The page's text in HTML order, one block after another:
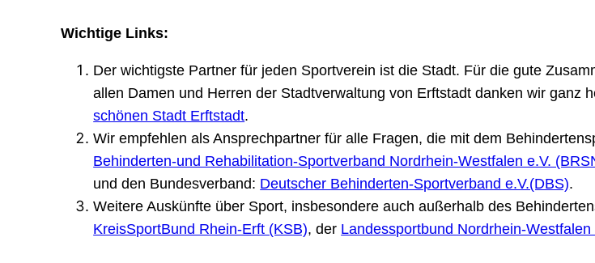
Wichtige Links:
Der wichtigste Partner für jeden Sportverein ist die Stadt. Für die gute
allen Damen und Herren der Stadtverwaltung von Erftstadt danken wir ganz
schönen Stadt Erftstadt.
Wir empfehlen als Ansprechpartner für alle Fragen, die mit dem
Behinderten-und Rehabilitation-Sportverband Nordrhein-Westfalen e.V.
und den Bundesverband: Deutscher Behinderten-Sportverband e.V.(DBS).
Weitere Auskünfte über Sport, insbesondere auch außerhalb des
KreisSportBund Rhein-Erft (KSB), der Landessportbund Nordrhein-Westfalen